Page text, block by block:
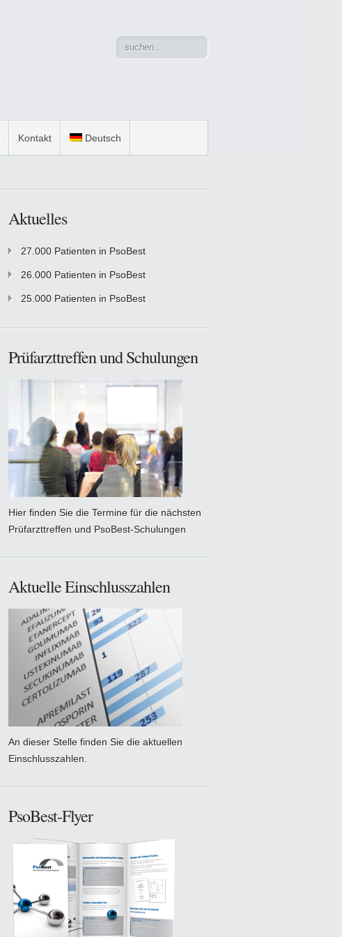
Kontakt Deutsch
Aktuelles
27.000 Patienten in PsoBest
26.000 Patienten in PsoBest
25.000 Patienten in PsoBest
Prüfarzttreffen und Schulungen
Hier finden Sie die Termine für die nächsten
Prüfarzttreffen und PsoBest-Schulungen
Aktuelle Einschlusszahlen
An dieser Stelle finden Sie die aktuellen
Einschlusszahlen.
PsoBest-Flyer